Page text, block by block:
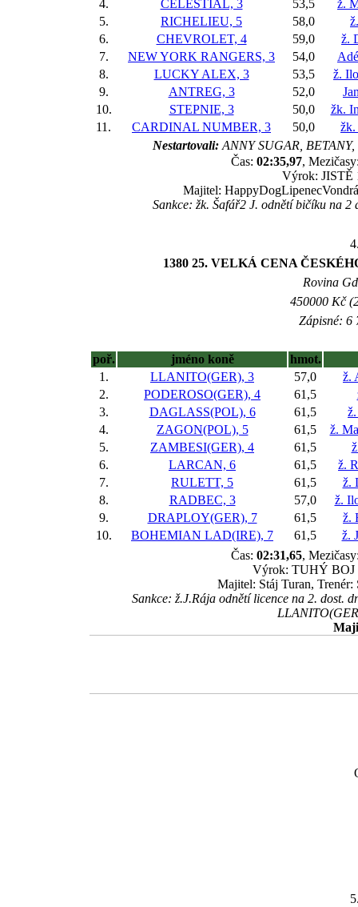
4.
CELESTIAL, 3 53,5
ž.
5.
RICHELIEU, 5 58,0
6.
CHEVROLET, 4 59,0
ž.
7.
NEW YORK RANGERS, 3 54,0
8.
LUCKY ALEX, 3 53,5
ž.
9.
ANTREG, 3 52,0
10.
STEPNIE, 3 50,0
žk.
11.
CARDINAL NUMBER, 3 50,0
žk.
Nestartovali: ANNY SUGAR,
Čas: 02:35,97,
Výrok: JISTĚ
Majitel:
Sankce: žk. Šafář2 J. odnětí bičíku na
1380 25. VELKÁ CENA
Rovina
450000 Kč
Zápisné: 6
poř. jméno koně
hmot.
1.
LLANITO(GER), 3 57,0
ž.
2.
PODEROSO(GER), 4 61,5
3.
DAGLASS(POL), 6 61,5
4.
ZAGON(POL), 5 61,5
ž.
5.
ZAMBESI(GER), 4 61,5
6.
LARCAN, 6 61,5
ž.
7.
RULETT, 5 61,5
ž.
8.
RADBEC, 3 57,0
ž.
9.
DRAPLOY(GER), 7 61,5
ž.
10.
BOHEMIAN LAD(IRE), 7 61,5
ž.
Čas: 02:31,65,
Výrok: TUHÝ BOJ
Majitel: Stáj Turan,
Sankce: ž.J.Rája odnětí licence na 2. dost.